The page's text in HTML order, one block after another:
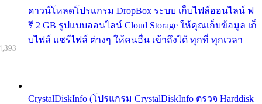
ดาวน์โหลดโปรแกรม DropBox ระบบ เก็บไฟล์ออนไลน์ ฟ
รี 2 GB รูปแบบออนไลน์ Cloud Storage ให้คุณเก็บข้อมูล เก็
บไฟล์ แชร์ไฟล์ ต่างๆ ให้คนอื่น เข้าถึงได้ ทุกที่ ทุกเวลา
CrystalDiskInfo (โปรแกรม CrystalDiskInfo ตรวจ Harddisk